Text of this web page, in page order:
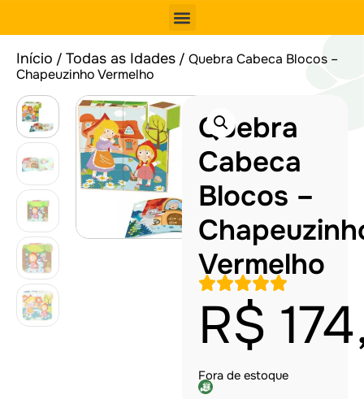
Início / Todas as Idades / Quebra Cabeca Blocos –
Chapeuzinho Vermelho
Quebra
Cabeca
Blocos –
Vermelho
R$
Fora de estoque